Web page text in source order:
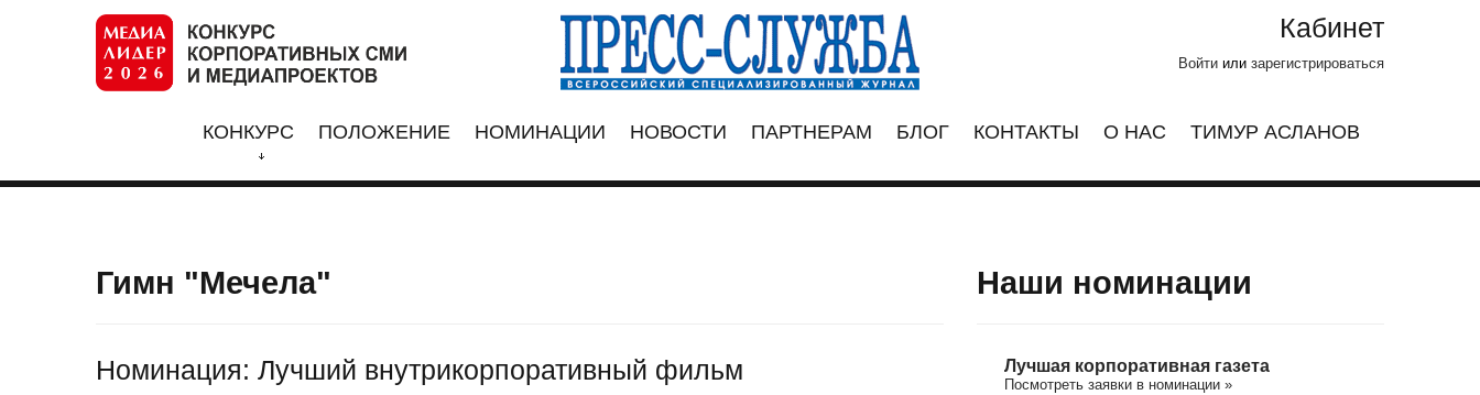
Кабинет
Войти или зарегистрироваться
КОНКУРС ПОЛОЖЕНИЕ НОМИНАЦИИ НОВОСТИ ПАРТНЕРАМ БЛОГ КОНТАКТЫ О НАС ТИМУР АСЛАНОВ
Гимн "Мечела"
Номинация: Лучший внутрикорпоративный фильм
Наши номинации
Лучшая корпоративная газета
Посмотреть заявки в номинации »